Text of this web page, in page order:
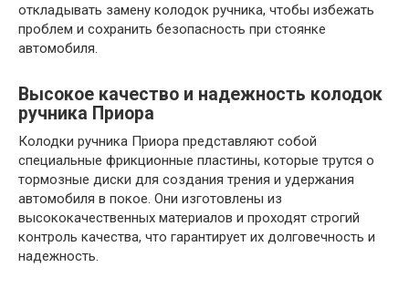
откладывать замену колодок ручника, чтобы избежать
проблем и сохранить безопасность при стоянке
автомобиля.
Высокое качество и надежность колодок
ручника Приора
Колодки ручника Приора представляют собой
специальные фрикционные пластины, которые трутся о
тормозные диски для создания трения и удержания
автомобиля в покое. Они изготовлены из
высококачественных материалов и проходят строгий
контроль качества, что гарантирует их долговечность и
надежность.